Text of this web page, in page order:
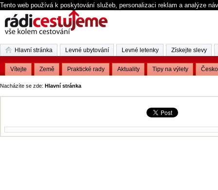
Tento web používá k poskytování služeb, personalizaci reklam a analýze
Nacházíte se zde: Hlavní stránka
Hlavní stránka
Vítejte Země Praktické rady Aktuality Tipy na výlety Česko
Levné ubytování Levné letenky Získejte slevy